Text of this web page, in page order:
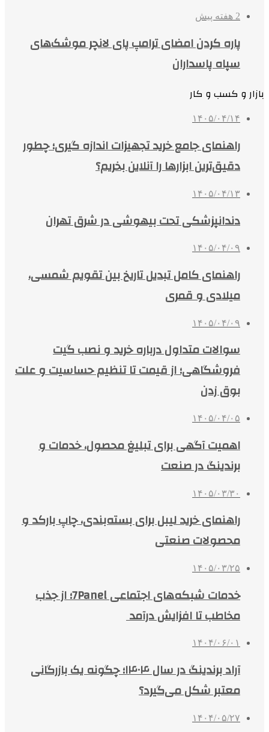
2 هفته پیش
پاره کردن امضای ترامپ پای لانچر موشک‌های
سپاه پاسداران
بازار و کسب و کار
۱۴۰۵/۰۴/۱۴
راهنمای جامع خرید تجهیزات اندازه گیری؛ چطور
دقیق‌ترین ابزارها را آنلاین بخریم؟
۱۴۰۵/۰۴/۱۳
دندانپزشکی تحت بیهوشی در شرق تهران
۱۴۰۵/۰۴/۰۹
راهنمای کامل تبدیل تاریخ بین تقویم شمسی،
میلادی و قمری
۱۴۰۵/۰۴/۰۹
سوالات متداول درباره خرید و نصب گیت
فروشگاهی؛ از قیمت تا تنظیم حساسیت و علت
بوق زدن
۱۴۰۵/۰۴/۰۵
اهمیت آگهی برای تبلیغ محصول، خدمات و
برندینگ در صنعت
۱۴۰۵/۰۳/۳۰
راهنمای خرید لیبل برای بسته‌بندی، چاپ بارکد و
محصولات صنعتی
۱۴۰۵/۰۳/۲۵
خدمات شبکه‌های اجتماعی 7Panel؛ از جذب
مخاطب تا افزایش درآمد
۱۴۰۴/۰۶/۰۱
آراد برندینگ در سال ۱۴۰۴؛ چگونه یک بازرگانی
معتبر شکل می‌گیرد؟
۱۴۰۴/۰۵/۲۷